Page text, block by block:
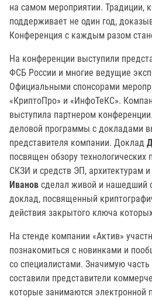
на самом мероприятии. Традиции,
поддерживает не один год,
Конференция с каждым разом
На конференции выступили
ФСБ России и многие ведущие
Официальными спонсорами
«КриптоПро» и «ИнфоТеКС».
выступила партнером
деловой программы с докладами
представителя компании. Доклад
посвящен обзору технологических
СКЗИ и средств ЭП, архитектурам
Иванов сделал живой и нашедший
доклад, посвященный
действия закрытого ключа
На стенде компании «Актив»
познакомиться с новинками и
со специалистами. Значимую
составили представители
которые занимаются электронной